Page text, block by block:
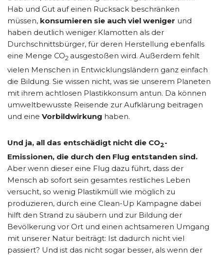
Hab und Gut auf einen Rucksack beschränken
müssen, konsumieren sie auch viel weniger und
haben deutlich weniger Klamotten als der
Durchschnittsbürger, für deren Herstellung ebenfalls
eine Menge CO2 ausgestoßen wird. Außerdem fehlt
vielen Menschen in Entwicklungsländern ganz einfach
die Bildung. Sie wissen nicht, was sie unserem Planeten
mit ihrem achtlosen Plastikkonsum antun. Da können
umweltbewusste Reisende zur Aufklärung beitragen
und eine Vorbildwirkung haben.
Und ja, all das entschädigt nicht die CO2-
Emissionen, die durch den Flug entstanden sind.
Aber wenn dieser eine Flug dazu führt, dass der
Mensch ab sofort sein gesamtes restliches Leben
versucht, so wenig Plastikmüll wie möglich zu
produzieren, durch eine Clean-Up Kampagne dabei
hilft den Strand zu säubern und zur Bildung der
Bevölkerung vor Ort und einen achtsameren Umgang
mit unserer Natur beiträgt: Ist dadurch nicht viel
passiert? Und ist das nicht sogar besser, als wenn der